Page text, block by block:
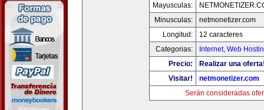
Mayusculas:
Minusculas:
netmonetizer.com
Longitud:
12 caracteres
Categorias:
Internet, Web
Precio:
Realizar una
Visitar!
netmonetizer.com
Serán consideradas